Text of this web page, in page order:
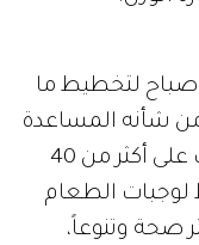
لتخطيط ما
من شأنه المساعدة
في خسارة الوزن. ففي دراسة أجريت على أكثر من 40
لوجبات الطعام
صحة وتنوعاً،